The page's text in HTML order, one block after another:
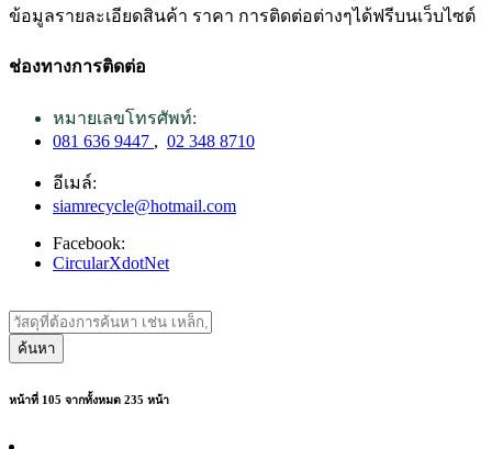
ข้อมูลรายละเอียดสินค้า ราคา การติดต่อต่างๆได้ฟรีบนเว็บไซต์
ช่องทางการติดต่อ
หมายเลขโทรศัพท์:
081 636 9447 , 02 348 8710
อีเมล์:
siamrecycle@hotmail.com
Facebook:
CircularXdotNet
ค้นหา
หน้าที่ 105 จากทั้งหมด 235 หน้า